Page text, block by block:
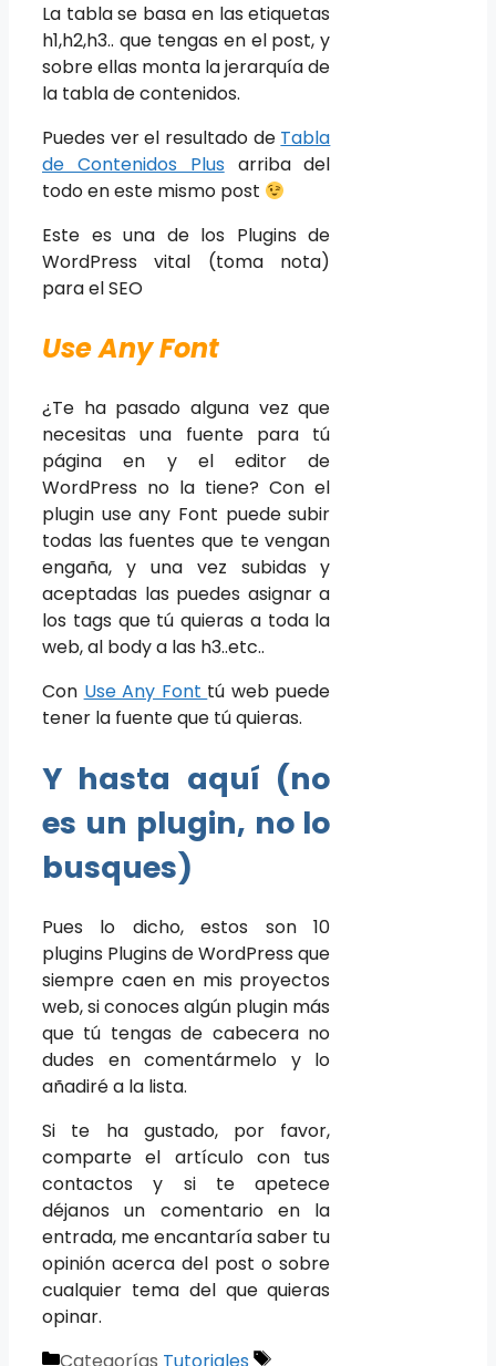
La tabla se basa en las etiquetas
h1,h2,h3.. que tengas en el post, y
sobre ellas monta la jerarquía de
la tabla de contenidos.
Puedes ver el resultado de Tabla
de Contenidos Plus arriba del
todo en este mismo post
Este es una de los Plugins de
WordPress vital (toma nota)
para el SEO
Use Any Font
¿Te ha pasado alguna vez que
necesitas una fuente para tú
página en y el editor de
WordPress no la tiene? Con el
plugin use any Font puede subir
todas las fuentes que te vengan
engaña, y una vez subidas y
aceptadas las puedes asignar a
los tags que tú quieras a toda la
web, al body a las h3..etc..
Con Use Any Font tú web puede
tener la fuente que tú quieras.
Y hasta aquí (no
es un plugin, no lo
busques)
Pues lo dicho, estos son 10
plugins Plugins de WordPress que
siempre caen en mis proyectos
web, si conoces algún plugin más
que tú tengas de cabecera no
dudes en comentármelo y lo
añadiré a la lista.
Si te ha gustado, por favor,
comparte el artículo con tus
contactos y si te apetece
déjanos un comentario en la
entrada, me encantaría saber tu
opinión acerca del post o sobre
cualquier tema del que quieras
opinar.